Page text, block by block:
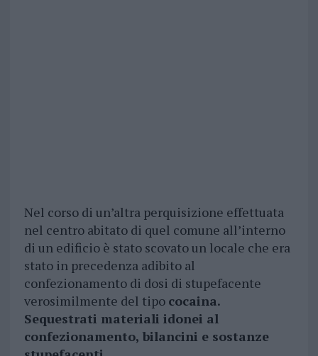
Nel corso di un’altra perquisizione effettuata
nel centro abitato di quel comune all’interno
di un edificio è stato scovato un locale che era
stato in precedenza adibito al
confezionamento di dosi di stupefacente
verosimilmente del tipo cocaina.
Sequestrati materiali idonei al
confezionamento, bilancini e sostanze